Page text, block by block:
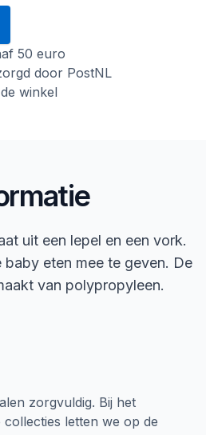
50 euro
door PostNL
winkel
uit een lepel en een vork.
baby eten mee te geven. De
van polypropyleen.
zorgvuldig. Bij het
letten we op de